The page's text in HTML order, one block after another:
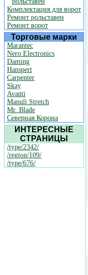
Комплектация для ворот
Ремонт рольставен
Ремонт ворот
Торговые марки
Marantec
Nero Electronics
Daming
Hanspert
Carpenter
Skay
Avanti
Manuli Stretch
Mr. Blade
Северная Корона
ИНТЕРЕСНЫЕ
СТРАНИЦЫ
/type/2342/
/region/109/
/type/676/